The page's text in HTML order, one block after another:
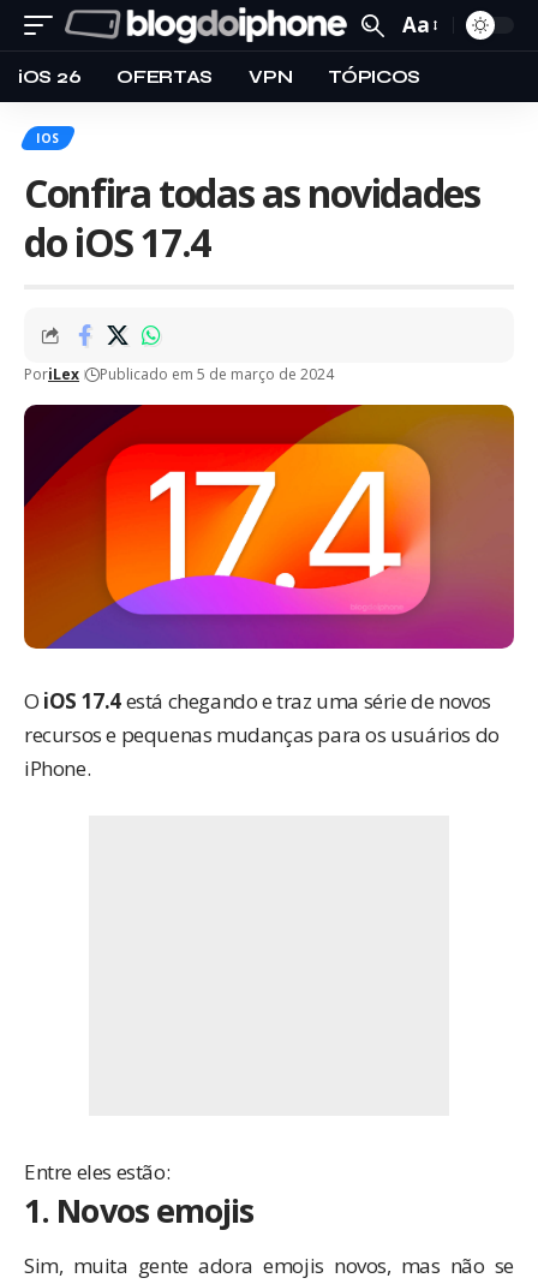
Aa
iOS 26 OFERTAS VPN TÓPICOS
IOS
Confira todas as novidades
do iOS 17.4
PoriLex Publicado em 5 de março de 2024
O iOS 17.4está chegando e traz uma série de novos
recursos e pequenas mudanças para os usuários do
iPhone.
Entre eles estão:
1. Novos emojis
Sim, muita gente adora emojis novos, mas não se